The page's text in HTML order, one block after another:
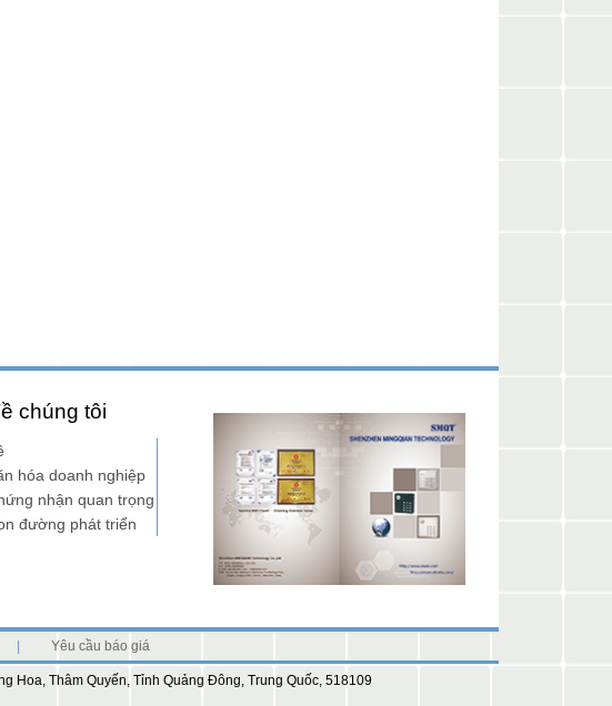
chúng tôi
hóa doanh nghiệp
nhận quan trọng
đường phát triển
Yêu cầu báo giá
Hoa, Thâm Quyến, Tỉnh Quảng Đông, Trung Quốc, 518109